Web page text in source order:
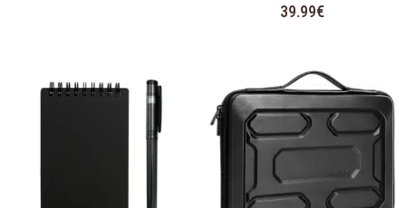
5.00
39.99€